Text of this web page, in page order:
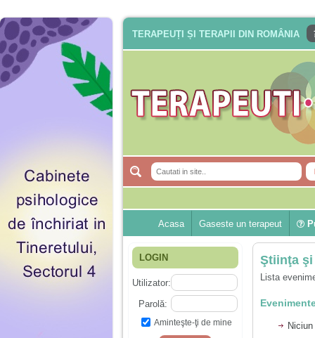
TERAPEUȚI ȘI TERAPII DIN ROMÂNIA
Acasa Gaseste un terapeut
LOGIN
Utilizator:
Parolă:
Aminteşte-ţi de mine
Ştiinţa
Lista